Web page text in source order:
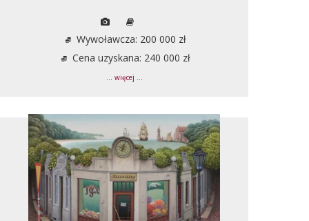
Wywoławcza: 200 000 zł
Cena uzyskana: 240 000 zł
... więcej ...